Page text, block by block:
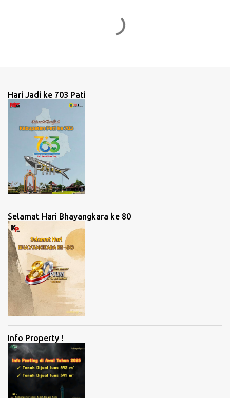
a
Hari Jadi ke 703 Pati
Selamat Hari Bhayangkara ke 80
Info Property !